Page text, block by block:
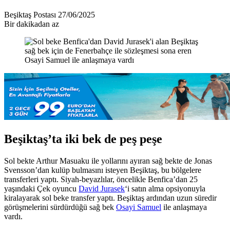
Beşiktaş Postası Bir
e-
göndermek
27/06/2025
Bir dakikadan az
Beşiktaş’ta iki bek de peş peşe
Sol bekte Arthur Masuaku ile yollarını ayıran sağ bekte de Jonas
Svensson’dan kulüp bulmasını isteyen Beşiktaş, bu bölgelere
transferleri yaptı. Siyah-beyazlılar, öncelikle Benfica’dan 25
yaşındaki Çek oyuncu David Jurasek‘i satın alma opsiyonuyla
kiralayarak sol beke transfer yaptı. Beşiktaş ardından uzun süredir
görüşmelerini sürdürdüğü sağ bek Osayi Samuel ile anlaşmaya
vardı.